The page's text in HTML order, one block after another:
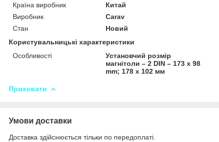
Країна виробник
Китай
Виробник
Carav
Стан
Новий
Користувальницькі характеристики
Особливості
Установчий розмір
магнітоли – 2 DIN – 173 x 98
mm; 178 x 102 мм
Приховати
Умови доставки
Доставка здійснюється тільки по передоплаті.